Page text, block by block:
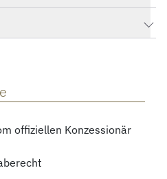
offiziellen Konzessionär